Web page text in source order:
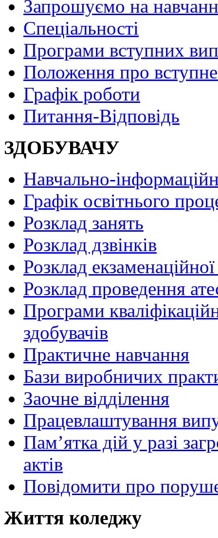
Запрошуємо на
Спеціальності
Програми вступних
Положення про
Графік роботи
Питання-Відповідь
ЗДОБУВАЧУ
Навчально-
Графік освітнього
Розклад занять
Розклад дзвінків
Розклад екзаменаційної
Розклад проведення
Програми
здобувачів
Практичне навчання
Бази виробничих
Заочне відділення
Працевлаштування
Пам’ятка дій у разі
актів
Повідомити про
Життя коледжу